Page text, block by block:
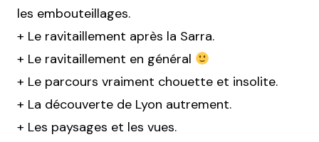
les embouteillages.
+ Le ravitaillement après la Sarra.
+ Le ravitaillement en général
+ Le parcours vraiment chouette et insolite.
+ La découverte de Lyon autrement.
+ Les paysages et les vues.